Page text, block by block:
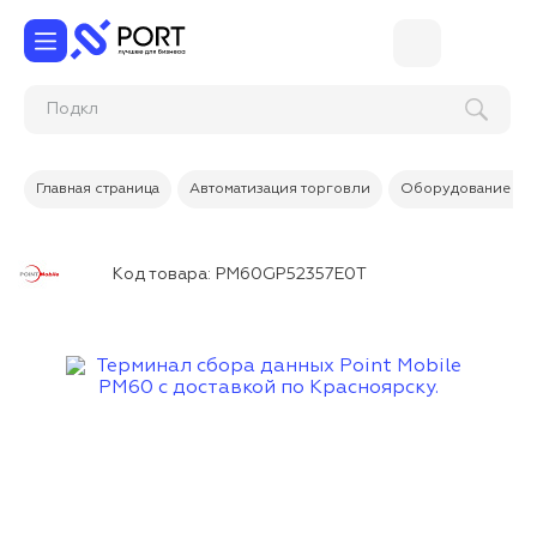
Главная страница Автоматизация торговли Оборудование
Код товара: PM60GP52357E0T